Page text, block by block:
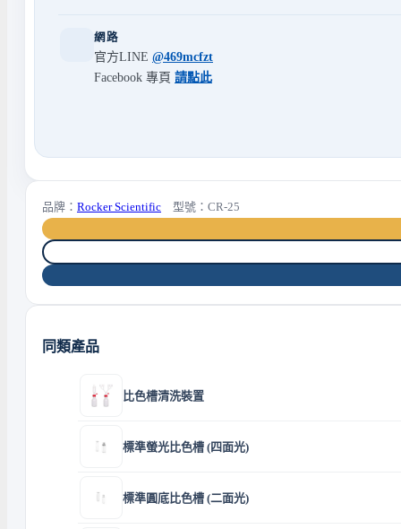
網路
官方LINE @469mcfzt
Facebook 專頁 請點此
品牌： Rocker Scientific 型號：CR-25
同類產品
比色槽清洗裝置
標準螢光比色槽 (四面光)
標準圓底比色槽 (二面光)